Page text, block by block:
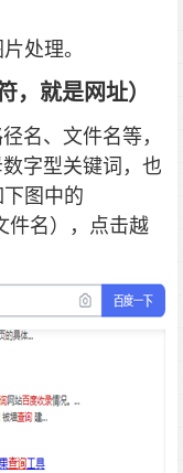
处理。
，就是网址）
名、文件名等，
字型关键词，也
图中的
件名），点击越